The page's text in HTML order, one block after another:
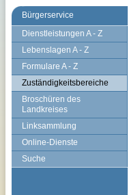
Bürgerservice
Dienstleistungen A - Z
Lebenslagen A - Z
Formulare A - Z
Zuständigkeitsbereiche
Broschüren des
Landkreises
Linksammlung
Online-Dienste
Suche